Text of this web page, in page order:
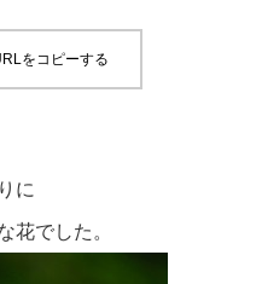
をコピーする
に
花でした。